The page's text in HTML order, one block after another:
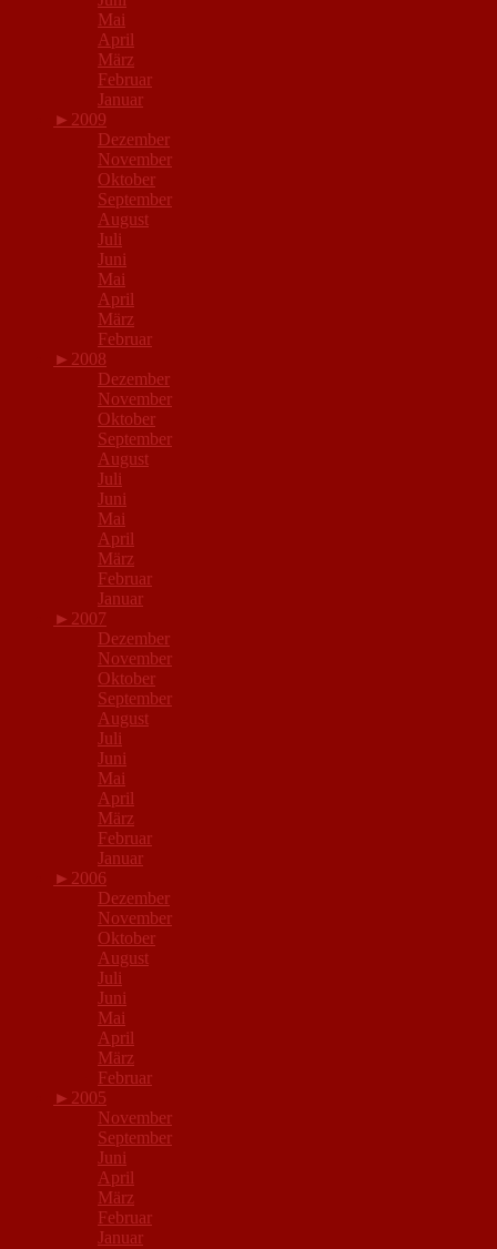
Mai
April
März
Februar
Januar
► 2009
Dezember
November
Oktober
September
August
Juli
Juni
Mai
April
März
Februar
► 2008
Dezember
November
Oktober
September
August
Juli
Juni
Mai
April
März
Februar
Januar
► 2007
Dezember
November
Oktober
September
August
Juli
Juni
Mai
April
März
Februar
Januar
► 2006
Dezember
November
Oktober
August
Juli
Juni
Mai
April
März
Februar
► 2005
November
September
Juni
April
März
Februar
Januar